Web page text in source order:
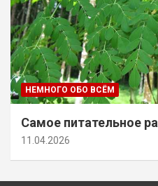
НЕМНОГО ОБО ВСЁМ
Самое питательное
11.04.2026